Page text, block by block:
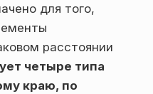
для того,
расстоянии
четыре типа
краю, по